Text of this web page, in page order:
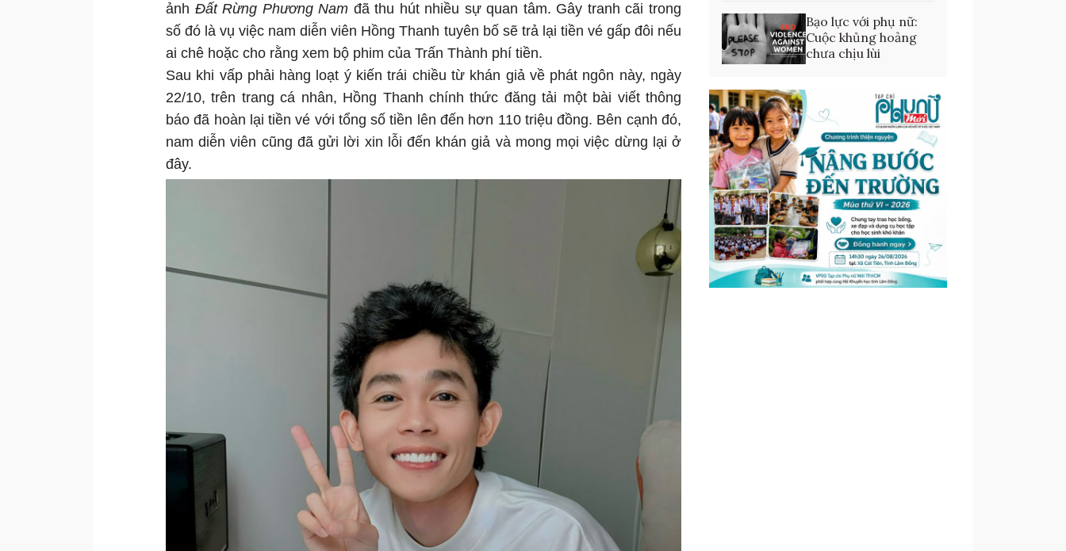
ảnh Đất Rừng Phương Nam đã thu hút nhiều sự quan tâm. Gây tranh cãi trong
số đó là vụ việc nam diễn viên Hồng Thanh tuyên bố sẽ trả lại tiền vé gấp đôi nếu
ai chê hoặc cho rằng xem bộ phim của Trấn Thành phí tiền.
Sau khi vấp phải hàng loạt ý kiến trái chiều từ khán giả về phát ngôn này, ngày
22/10, trên trang cá nhân, Hồng Thanh chính thức đăng tải một bài viết thông
báo đã hoàn lại tiền vé với tổng số tiền lên đến hơn 110 triệu đồng. Bên cạnh đó,
nam diễn viên cũng đã gửi lời xin lỗi đến khán giả và mong mọi việc dừng lại ở
đây.
Bạo lực với phụ nữ:
Cuộc khủng hoảng
chưa chịu lùi